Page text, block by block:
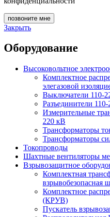
позвоните мне
Закрыть
Оборудование
Высоковольтное
Комплектное
элегазовой
Выключатели 110-
Разъединители
Измерительные
220 кВ
Трансформаторы
Трансформаторы
Токопроводы
Шахтные вентиляторы
Взрывозащитное
Комплектная
взрывобезопасная
Комплектное
(КРУВ)
Пускатель